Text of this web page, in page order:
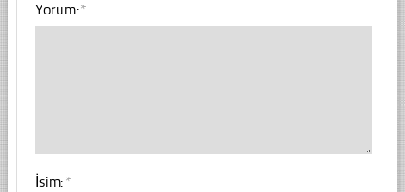
Yorum:*
İsim:*